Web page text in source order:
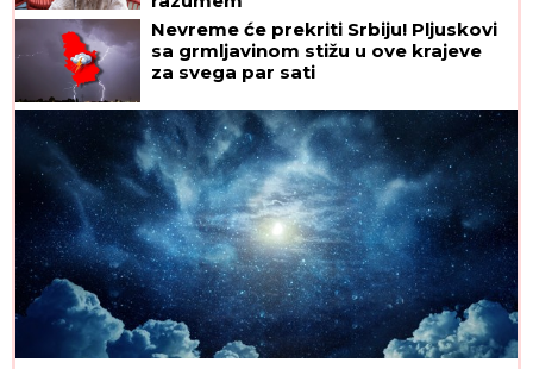
Nevreme će prekriti Srbiju! Pljuskovi
sa grmljavinom stižu u ove krajeve
za svega par sati